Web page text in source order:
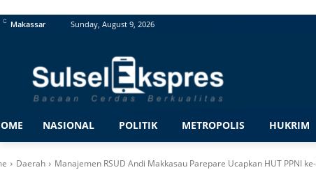
C Makassar Sunday, August 9, 2026
NASIONAL POLITIK METROPOLIS HUKRIM
Daerah Manajemen RSUD Andi Makkasau Parepare Ucapkan HUT PPNI